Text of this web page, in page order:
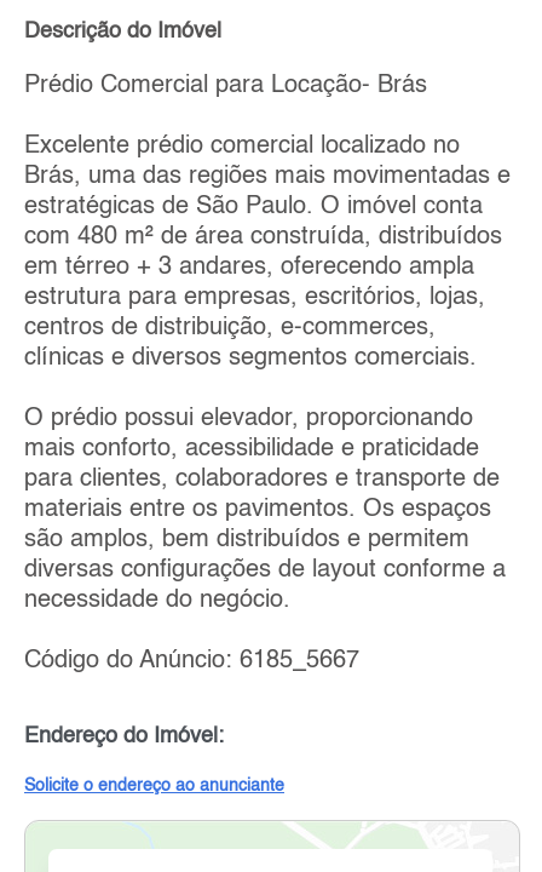
Descrição do Imóvel
Prédio Comercial para Locação- Brás
Excelente prédio comercial localizado no
Brás, uma das regiões mais movimentadas e
estratégicas de São Paulo. O imóvel conta
com 480 m² de área construída, distribuídos
em térreo + 3 andares, oferecendo ampla
estrutura para empresas, escritórios, lojas,
centros de distribuição, e-commerces,
clínicas e diversos segmentos comerciais.
O prédio possui elevador, proporcionando
mais conforto, acessibilidade e praticidade
para clientes, colaboradores e transporte de
materiais entre os pavimentos. Os espaços
são amplos, bem distribuídos e permitem
diversas configurações de layout conforme a
necessidade do negócio.
Código do Anúncio: 6185_5667
Endereço do Imóvel:
Solicite o endereço ao anunciante